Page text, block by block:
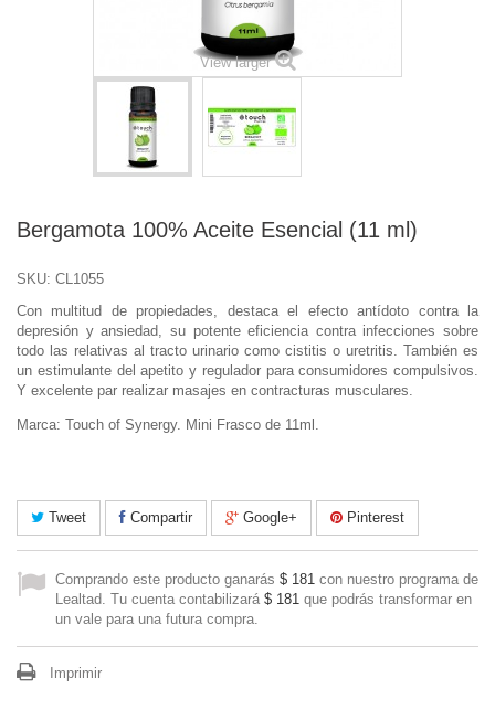
View larger
Bergamota 100% Aceite Esencial (11 ml)
SKU: CL1055
Con multitud de propiedades, destaca el efecto antídoto contra la
depresión y ansiedad, su potente eficiencia contra infecciones sobre
todo las relativas al tracto urinario como cistitis o uretritis. También es
un estimulante del apetito y regulador para consumidores compulsivos.
Y excelente par realizar masajes en contracturas musculares.
Marca: Touch of Synergy. Mini Frasco de 11ml.
Tweet Compartir Google+ Pinterest
Comprando este producto ganarás $ 181 con nuestro programa de
Lealtad. Tu cuenta contabilizará $ 181 que podrás transformar en
un vale para una futura compra.
Imprimir